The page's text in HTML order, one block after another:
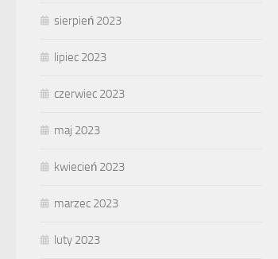
sierpień 2023
lipiec 2023
czerwiec 2023
maj 2023
kwiecień 2023
marzec 2023
luty 2023